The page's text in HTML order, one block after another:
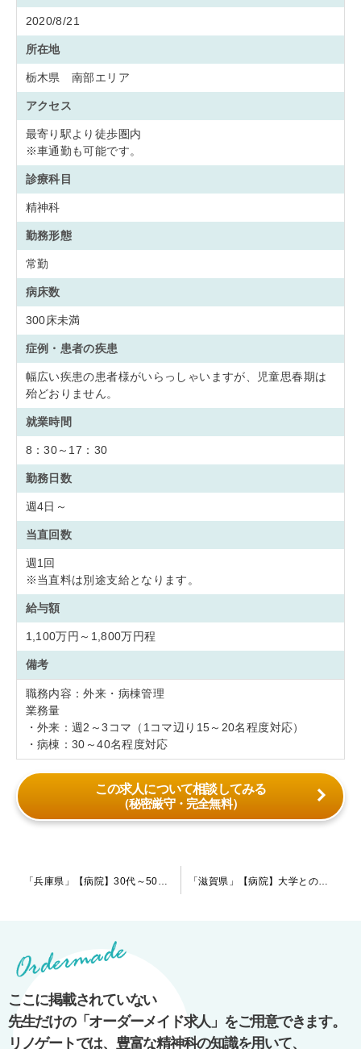
2020/8/21
所在地
栃木県 南部エリア
アクセス
最寄り駅より徒歩圏内
※車通勤も可能です。
診療科目
精神科
勤務形態
常勤
病床数
300床未満
症例・患者の疾患
幅広い疾患の患者様がいらっしゃいますが、児童思春期は
殆どおりません。
就業時間
8：30～17：30
勤務日数
週4日～
当直回数
週1回
※当直料は別途支給となります。
給与額
1,100万円～1,800万円程
備考
職務内容：外来・病棟管理
業務量
・外来：週2～3コマ（1コマ辺り15～20名程度対応）
・病棟：30～40名程度対応
この求人について相談してみる
（秘密厳守・完全無料）
ゲ
シ
ョ
「兵庫県」【病院】30代～50代の先生がご活躍されています。大学のしがらみ等は一切なく気兼ねなくご勤務頂ける病院です。 「滋賀県」【病院】大学との関連も無く、のびのびと勤務出来ます。院内は清潔感があり、急性期～慢性期まで幅広い患者様が来院しています。
ここに掲載されていない
先生だけの「オーダーメイド求人」をご用意できます。
リノゲートでは、豊富な精神科の知識を用いて、